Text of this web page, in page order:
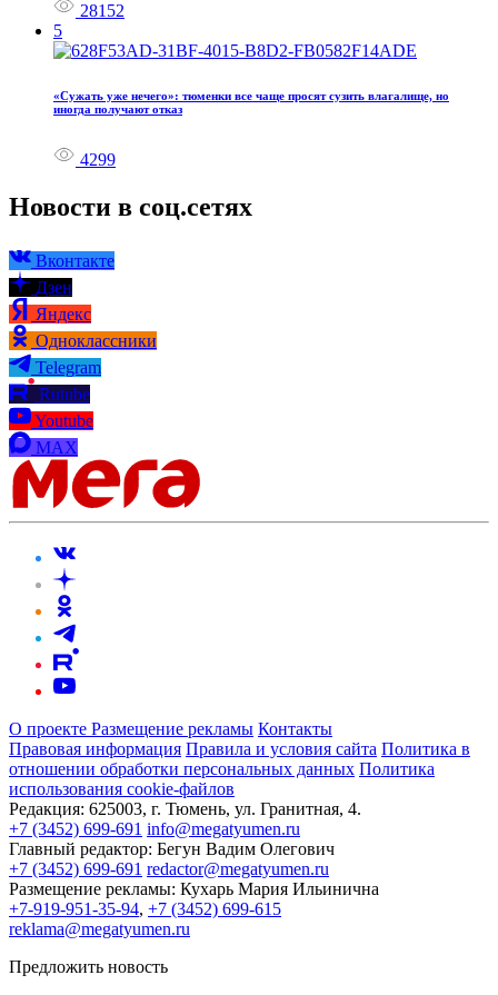
28152
5
«Сужать уже нечего»: тюменки все чаще просят сузить влагалище, но
иногда получают отказ
4299
Новости в соц.сетях
Вконтакте
Дзен
Яндекс
Одноклассники
Telegram
Rutube
Youtube
MAX
О проекте Размещение рекламы Контакты
Правовая информация Правила и условия сайта Политика в
отношении обработки персональных данных Политика
использования cookie-файлов
Редакция: 625003, г. Тюмень, ул. Гранитная, 4.
+7 (3452) 699-691 info@megatyumen.ru
Главный редактор: Бегун Вадим Олегович
+7 (3452) 699-691 redactor@megatyumen.ru
Размещение рекламы: Кухарь Мария Ильинична
+7-919-951-35-94, +7 (3452) 699-615
reklama@megatyumen.ru
Предложить новость